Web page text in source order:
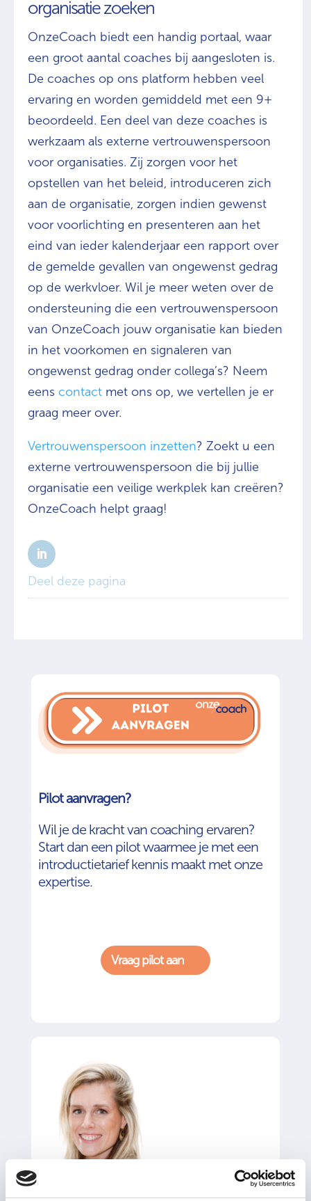
organisatie zoeken
OnzeCoach biedt een handig portaal, waar
een groot aantal coaches bij aangesloten is.
De coaches op ons platform hebben veel
ervaring en worden gemiddeld met een 9+
beoordeeld. Een deel van deze coaches is
werkzaam als externe vertrouwenspersoon
voor organisaties. Zij zorgen voor het
opstellen van het beleid, introduceren zich
aan de organisatie, zorgen indien gewenst
voor voorlichting en presenteren aan het
eind van ieder kalenderjaar een rapport over
de gemelde gevallen van ongewenst gedrag
op de werkvloer. Wil je meer weten over de
ondersteuning die een vertrouwenspersoon
van OnzeCoach jouw organisatie kan bieden
in het voorkomen en signaleren van
ongewenst gedrag onder collega’s? Neem
eens contactmet ons op, we vertellen je er
graag meer over.
Vertrouwenspersoon inzetten? Zoekt u een
externe vertrouwenspersoon die bij jullie
organisatie een veilige werkplek kan creëren?
OnzeCoach helpt graag!
Deel deze pagina
Pilot aanvragen?
Wil je de kracht van coaching ervaren?
Start dan een pilot waarmee je met een
introductietarief kennis maakt met onze
expertise.
Vraag pilot aan